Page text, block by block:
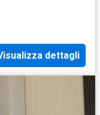
dettagli